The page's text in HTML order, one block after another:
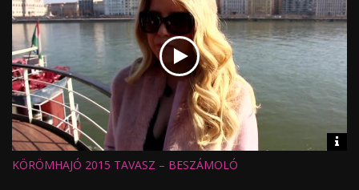
Hossz:
Nézettség:
KÖRÖMHAJÓ 2015 TAVASZ – BESZÁMOLÓ